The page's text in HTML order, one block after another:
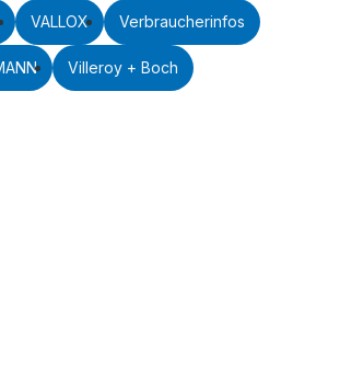
VALLOX Verbraucherinfos
Villeroy + Boch